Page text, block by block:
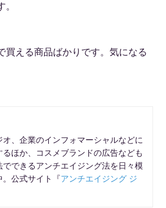
買える商品ばかりです。気になる
、企業のインフォマーシャルなどに
ほか、コスメブランドの広告なども
できるアンチエイジング法を日々模
公式サイト『アンチエイジング ジ